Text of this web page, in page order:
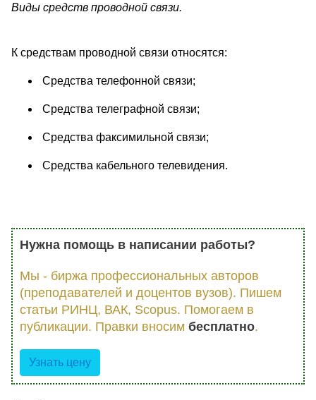
Виды средств проводной связи.
К средствам проводной связи относятся:
Средства телефонной связи;
Средства телеграфной связи;
Средства факсимильной связи;
Средства кабельного телевидения.
Нужна помощь в написании работы?
Мы - биржа профессиональных авторов
(преподавателей и доцентов вузов). Пишем
статьи РИНЦ, ВАК, Scopus. Помогаем в
публикации. Правки вносим бесплатно.
Узнать цену